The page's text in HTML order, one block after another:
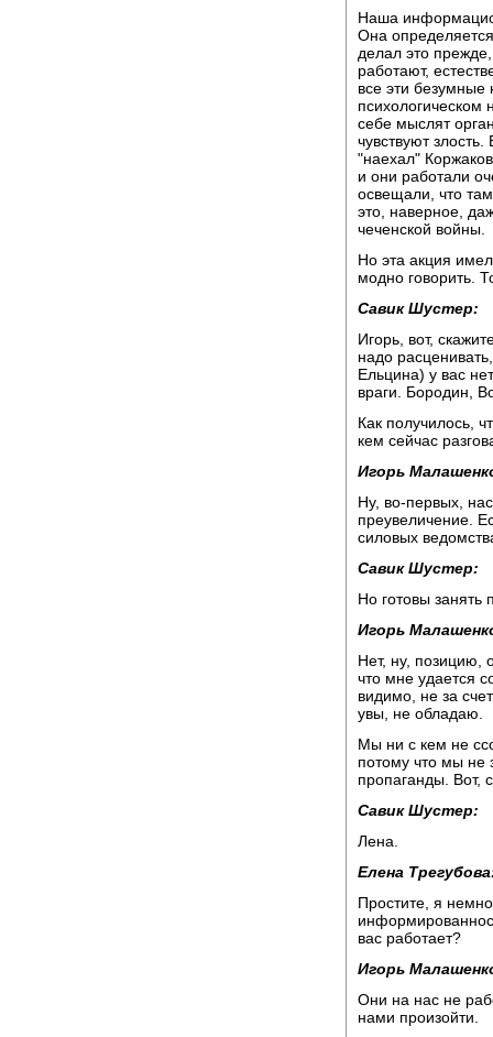
Наша
Она
делал это
работают,
все эти безумные
психологическом
себе мыслят
чувствуют
"наехал"
и они работали
освещали, что
это, наверное,
чеченской войны.
Но эта акция
модно говорить.
Савик Шустер:
Игорь, вот,
надо
Ельцина) у вас
враги. Бородин,
Как получилось,
кем сейчас
Игорь
Ну, во-первых,
преувеличение.
силовых
Савик Шустер:
Но готовы занять
Игорь
Нет, ну, позицию,
что мне удается
видимо, не за
увы, не обладаю.
Мы ни с кем не
потому что мы не
пропаганды. Вот,
Савик Шустер:
Лена.
Елена
Простите, я
вас работает?
Игорь
Они на нас не
нами произойти.